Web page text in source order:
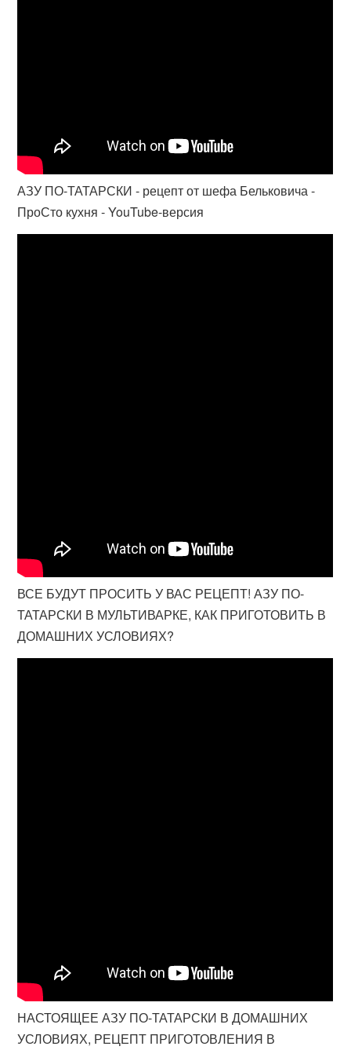
АЗУ ПО-ТАТАРСКИ - рецепт от шефа Бельковича -
ПроСто кухня - YouTube-версия
ВСЕ БУДУТ ПРОСИТЬ У ВАС РЕЦЕПТ! АЗУ ПО-
ТАТАРСКИ В МУЛЬТИВАРКЕ, КАК ПРИГОТОВИТЬ В
ДОМАШНИХ УСЛОВИЯХ?
НАСТОЯЩЕЕ АЗУ ПО-ТАТАРСКИ В ДОМАШНИХ
УСЛОВИЯХ, РЕЦЕПТ ПРИГОТОВЛЕНИЯ В